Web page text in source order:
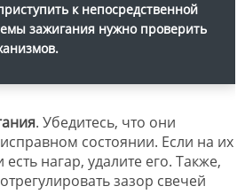
к непосредственной
зажигания нужно проверить
. Убедитесь, что они
состоянии. Если на их
есть нагар, удалите его. Также,
зазор свечей